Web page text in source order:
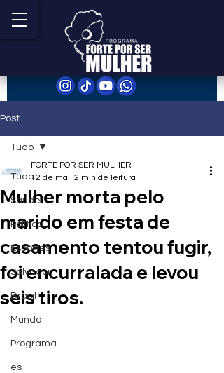
Post
Tudo
Saúde
Política
Esportes
Salvador
Brasil
Mundo
Programa
es
Tudo
Mulher morta pelo
marido em festa de
casamento tentou fugir,
foi encurralada e levou
seis tiros.
FORTE POR SER MULHER
12 de mai. 2 min de leitura